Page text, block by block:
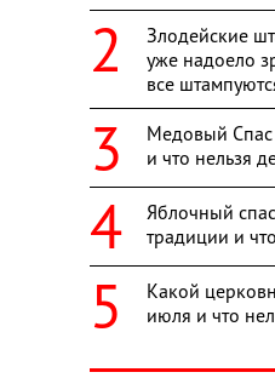
Злодейские
уже надоело
все
Медовый Спас
и что нельзя
Яблочный спас
традиции и
Какой
июля и что